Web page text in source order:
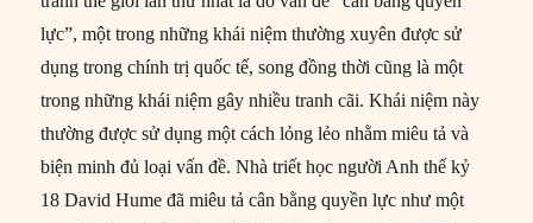
nguyên tắc cơ bản của chính trị thực dụng, nhưng Richard
Cobden, một người theo chủ nghĩa tự do của Anh vào thế
kỷ 19 đã gọi đó là “một điều không thực tế, không thể miêu
tả được và không thể hiểu được.” [1]Còn Woodrow Wilson,
tổng thống Mỹ trong Chiến tranh thế giới lần thứ nhất cho
rằng cân bằng quyền lực chính là một nguyên tắc xấu xa
Continue reading“#47 – Cân bằng quyền lực và Chiến tranh thế